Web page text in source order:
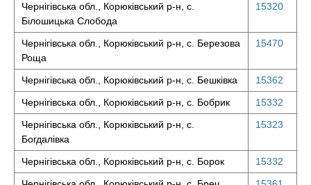
Чернігівська обл., Корюківський р-н, с.
Білошицька Слобода
15320
Чернігівська обл., Корюківський р-н, с. Березова
Роща
15470
Чернігівська обл., Корюківський р-н, с. Бешківка
15362
Чернігівська обл., Корюківський р-н, с. Бобрик
15332
Чернігівська обл., Корюківський р-н, с.
Богдалівка
15323
Чернігівська обл., Корюківський р-н, с. Борок
15332